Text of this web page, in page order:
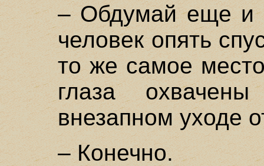
– Обдумай еще и
человек опять
то же самое
глаза
внезапном уходе
– Конечно.